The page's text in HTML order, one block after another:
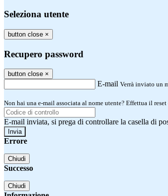
Seleziona utente
button close ×
Recupero password
button close ×
E-mail Verrà inviato un
Non hai una e-mail associata al nome utente? Effettua il
E-mail inviata, si prega di controllare la casella di
Errore
Chiudi
Successo
Chiudi